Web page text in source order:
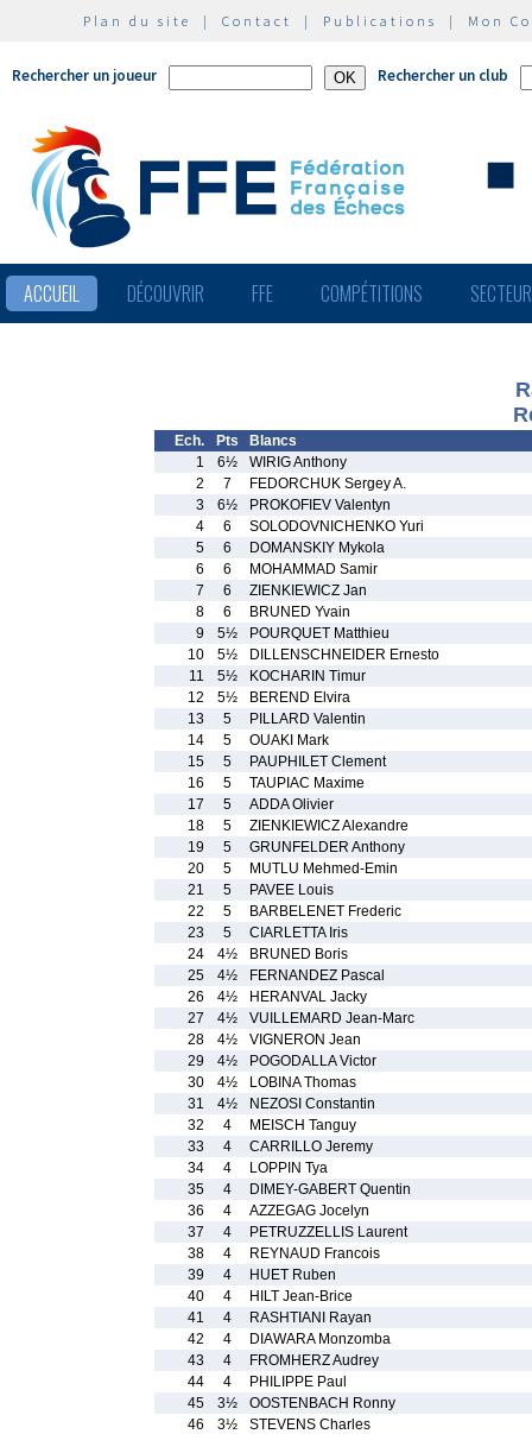
Plan du site | Contact | Publications | Mon
Rechercher un joueur Rechercher un club
ACCUEIL DÉCOUVRIR FFE COMPÉTITIONS
Ech. Pts
Blancs
1
6½
WIRIG Anthony
2
7
FEDORCHUK Sergey A.
3
6½
PROKOFIEV Valentyn
4
6
SOLODOVNICHENKO Yuri
5
6
DOMANSKIY Mykola
6
6
MOHAMMAD Samir
7
6
ZIENKIEWICZ Jan
8
6
BRUNED Yvain
9
5½
POURQUET Matthieu
10
5½
DILLENSCHNEIDER Ernesto
11
5½
KOCHARIN Timur
12
5½
BEREND Elvira
13
5
PILLARD Valentin
14
5
OUAKI Mark
15
5
PAUPHILET Clement
16
5
TAUPIAC Maxime
17
5
ADDA Olivier
18
5
ZIENKIEWICZ Alexandre
19
5
GRUNFELDER Anthony
20
5
MUTLU Mehmed-Emin
21
5
PAVEE Louis
22
5
BARBELENET Frederic
23
5
CIARLETTA Iris
24
4½
BRUNED Boris
25
4½
FERNANDEZ Pascal
26
4½
HERANVAL Jacky
27
4½
VUILLEMARD Jean-Marc
28
4½
VIGNERON Jean
29
4½
POGODALLA Victor
30
4½
LOBINA Thomas
31
4½
NEZOSI Constantin
32
4
MEISCH Tanguy
33
4
CARRILLO Jeremy
34
4
LOPPIN Tya
35
4
DIMEY-GABERT Quentin
36
4
AZZEGAG Jocelyn
37
4
PETRUZZELLIS Laurent
38
4
REYNAUD Francois
39
4
HUET Ruben
40
4
HILT Jean-Brice
41
4
RASHTIANI Rayan
42
4
DIAWARA Monzomba
43
4
FROMHERZ Audrey
44
4
PHILIPPE Paul
45
3½
OOSTENBACH Ronny
46
3½
STEVENS Charles